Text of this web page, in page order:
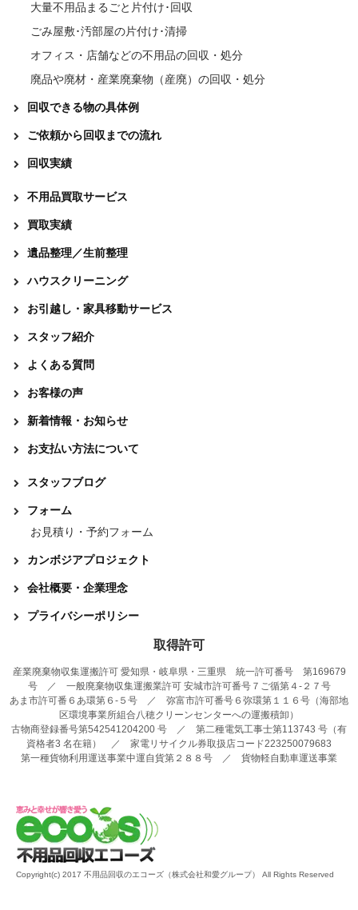
大量不用品まるごと片付け･回収
ごみ屋敷･汚部屋の片付け･清掃
オフィス・店舗などの不用品の回収・処分
廃品や廃材・産業廃棄物（産廃）の回収・処分
回収できる物の具体例
ご依頼から回収までの流れ
回収実績
不用品買取サービス
買取実績
遺品整理／生前整理
ハウスクリーニング
お引越し・家具移動サービス
スタッフ紹介
よくある質問
お客様の声
新着情報・お知らせ
お支払い方法について
スタッフブログ
フォーム
お見積り・予約フォーム
カンボジアプロジェクト
会社概要・企業理念
プライバシーポリシー
取得許可
産業廃棄物収集運搬許可 愛知県・岐阜県・三重県 統一許可番号 第169679
号 ／ 一般廃棄物収集運搬業許可 安城市許可番号７ご循第４-２７号
あま市許可番６あ環第６-５号 ／ 弥富市許可番号６弥環第１１６号（海部地
区環境事業所組合八穂クリーンセンターへの運搬積卸）
古物商登録番号第542541204200 号 ／ 第二種電気工事士第113743 号（有
資格者3 名在籍） ／ 家電リサイクル券取扱店コード223250079683
第一種貨物利用運送事業中運自貨第２８８号 ／ 貨物軽自動車運送事業
Copyright(c) 2017 不用品回収のエコーズ（株式会社和愛グループ） All Rights Reserved